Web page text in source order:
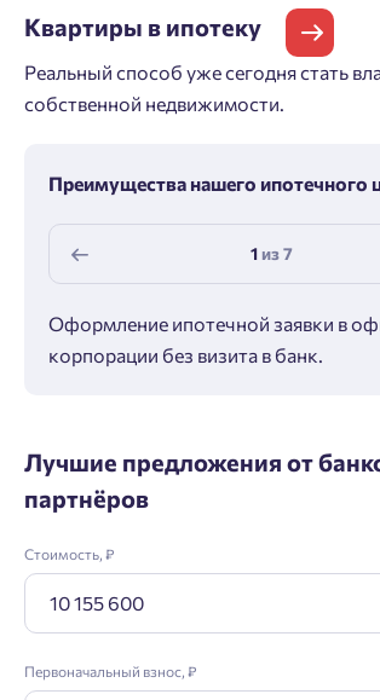
Квартиры в ипотеку
Реальный способ уже сегодня стать
собственной недвижимости.
Преимущества нашего ипотечного
1из7
Оформление ипотечной заявки в
корпорации без визита в банк.
Лучшие предложения от
партнёров
Стоимость, ₽
Первоначальный взнос, ₽